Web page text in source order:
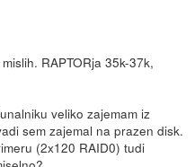
RAPTORja 35k-37k,
veliko zajemam iz
sem zajemal na prazen disk.
(2x120 RAID0) tudi